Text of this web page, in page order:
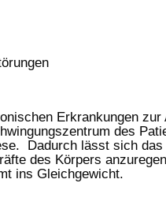
Erkrankungen
des
Dadurch lässt sich
des Körpers
ins Gleichgewicht.